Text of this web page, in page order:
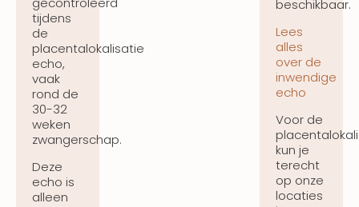
tijdens
de
placentalokalisatie
echo,
vaak
rond de
30-32
weken
zwangerschap.
Deze
echo is
alleen
beschikbaar.
Lees
alles
over de
inwendige
echo
Voor de
kun je
terecht
op onze
locaties